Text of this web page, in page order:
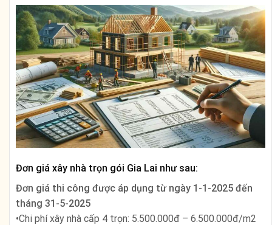
Đơn giá xây nhà trọn gói Gia Lai như sau:
Đơn giá thi công được áp dụng từ ngày 1-1-2025 đến
tháng 31-5-2025
•Chi phí xây nhà cấp 4 trọn: 5.500.000đ – 6.500.000đ/m2